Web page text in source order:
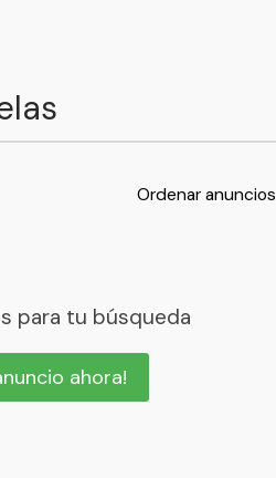
Ordenar anuncios
para tu búsqueda
ahora!